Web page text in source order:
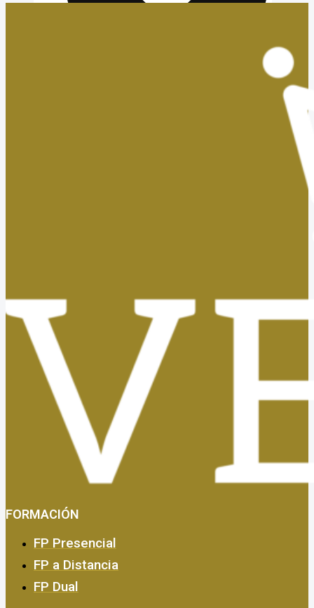
Tasas, Solicitud de Títulos y Certificados
FORMACIÓN
FP Presencial
FP a Distancia
FP Dual